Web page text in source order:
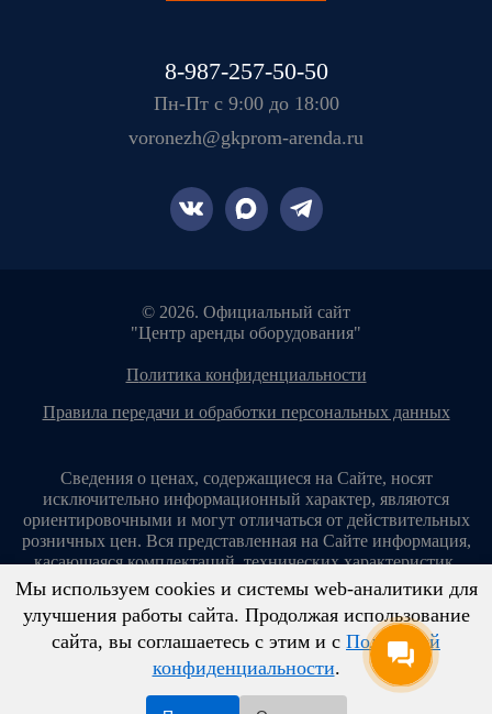
8-987-257-50-50
Пн-Пт с 9:00 до 18:00
voronezh@gkprom-arenda.ru
© 2026. Официальный сайт
"Центр аренды оборудования"
политика конфиденциальности
правила передачи и обработки персональных данных
Сведения о ценах, содержащиеся на Сайте, носят
исключительно информационный характер, являются
ориентировочными и могут отличаться от действительных
розничных цен. Вся представленная на Сайте информация,
касающаяся комплектаций, технических характеристик,
цветовых сочетаний, стоимости услуг, сервисного
обслуживания, дополнительного оборудования, условий
аренды оборудования и т. п., ни при каких условиях не
является публичной офертой, определяемой положениями
ст. 437 Гражданского кодекса Российской Федерации.
Копирование материалов с сайта без разрешения запрещено!
Мы используем cookies и системы web-аналитики для
улучшения работы сайта. Продолжая использование
сайта, вы соглашаетесь с этим и с Политикой
конфиденциальности.